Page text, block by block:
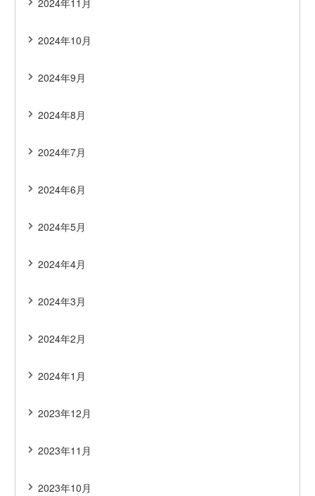
2024年11月
2024年10月
2024年9月
2024年8月
2024年7月
2024年6月
2024年5月
2024年4月
2024年3月
2024年2月
2024年1月
2023年12月
2023年11月
2023年10月